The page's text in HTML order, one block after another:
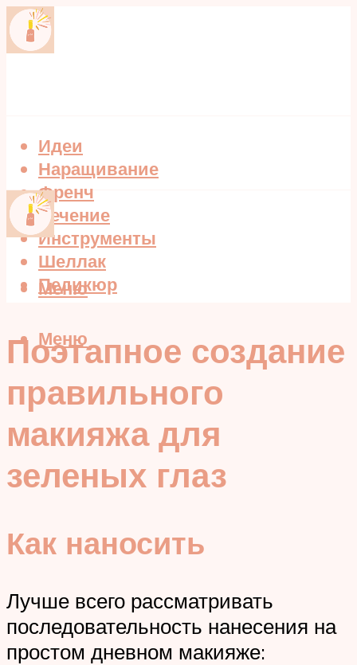
Идеи
Наращивание
Френч
Лечение
Инструменты
Шеллак
Педикюр
Меню
Меню
Поэтапное создание
правильного
макияжа для
зеленых глаз
Как наносить
Лучше всего рассматривать
последовательность нанесения на
простом дневном макияже: